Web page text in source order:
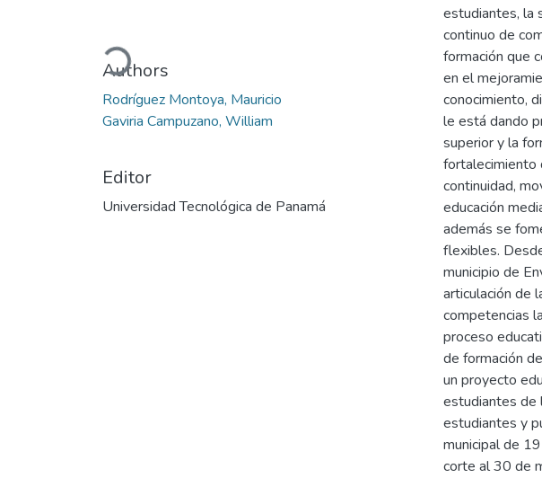
Cargando...
Authors
Rodríguez Montoya, Mauricio
Gaviria Campuzano, William
Editor
Universidad Tecnológica de Panamá
estudiantes, la
continuo de
formación que
en el
conocimiento,
le está dando
superior y la
fortalecimiento
continuidad,
educación
además se
flexibles.
municipio de
articulación de
competencias
proceso
de formación
un proyecto
estudiantes de
estudiantes y
municipal de
corte al 30 de